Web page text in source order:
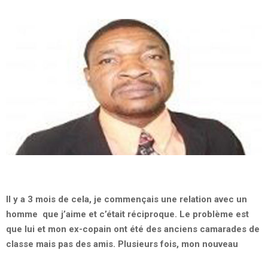
Il y a 3 mois de cela, je commençais une relation avec un
homme que j’aime et c’était réciproque. Le problème est
que lui et mon ex-copain ont été des anciens camarades de
classe mais pas des amis. Plusieurs fois, mon nouveau